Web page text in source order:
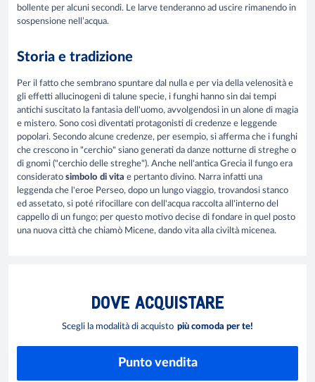
bollente per alcuni secondi. Le larve tenderanno ad uscire rimanendo in
sospensione nell’acqua.
Storia e tradizione
Per il fatto che sembrano spuntare dal nulla e per via della velenosità e
gli effetti allucinogeni di talune specie, i funghi hanno sin dai tempi
antichi suscitato la fantasia dell'uomo, avvolgendosi in un alone di magia
e mistero. Sono così diventati protagonisti di credenze e leggende
popolari. Secondo alcune credenze, per esempio, si afferma che i funghi
che crescono in "cerchio" siano generati da danze notturne di streghe o
di gnomi ("cerchio delle streghe"). Anche nell'antica Grecia il fungo era
considerato simbolo di vita e pertanto divino. Narra infatti una
leggenda che l'eroe Perseo, dopo un lungo viaggio, trovandosi stanco
ed assetato, si poté rifocillare con dell'acqua raccolta all'interno del
cappello di un fungo; per questo motivo decise di fondare in quel posto
una nuova città che chiamò Micene, dando vita alla civiltà micenea.
DOVE ACQUISTARE
Scegli la modalità di acquisto più comoda per te!
Punto vendita